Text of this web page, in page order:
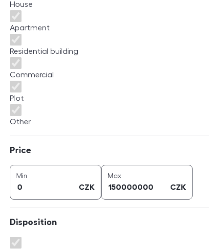
House
Apartment
Residential building
Commercial
Plot
Other
Price
Min
CZK
Maxprice (
CZK
Disposition
Disposition